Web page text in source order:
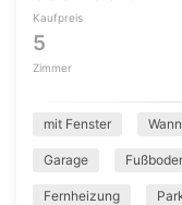
Kaufpreis
5
Zimmer
mit Fenster
Garage
Fernheizung